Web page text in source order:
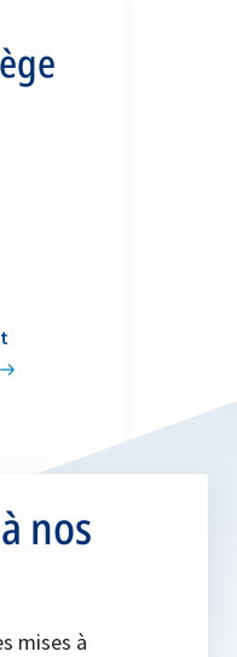
nos
mises à